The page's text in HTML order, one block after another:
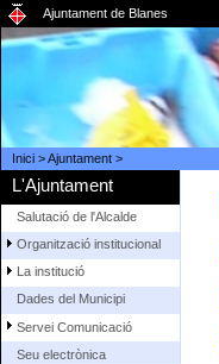
Ajuntament de Blanes
Inici>Ajuntament>
L'Ajuntament
Salutació de l'Alcalde
Organització institucional
La institució
Dades del Municipi
Servei Comunicació
Seu electrònica